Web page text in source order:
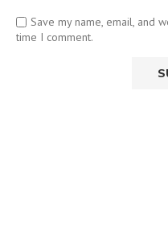
Save my name, email, and
time I comment.